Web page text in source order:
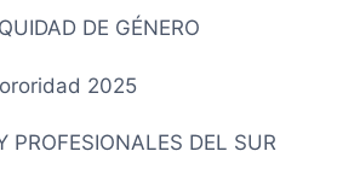
DE GÉNERO
2025
PROFESIONALES DEL SUR